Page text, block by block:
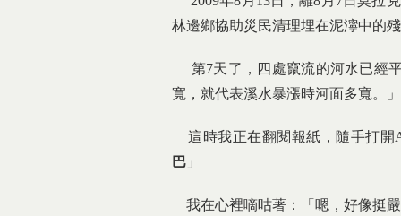
林邊鄉協助災民清理埋在泥濘中的
第7天了，四處竄流的河水已經
寬，就代表溪水暴漲時河面多寬。
這時我正在翻閱報紙，隨手打開
巴 」
我在心裡嘀咕著：「嗯，好像挺